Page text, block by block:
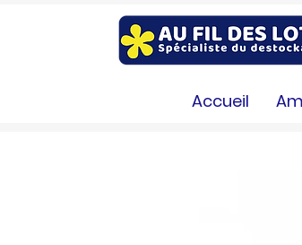
Accueil